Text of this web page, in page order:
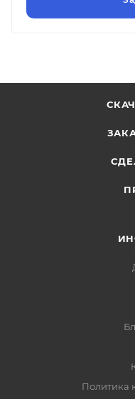
Политика